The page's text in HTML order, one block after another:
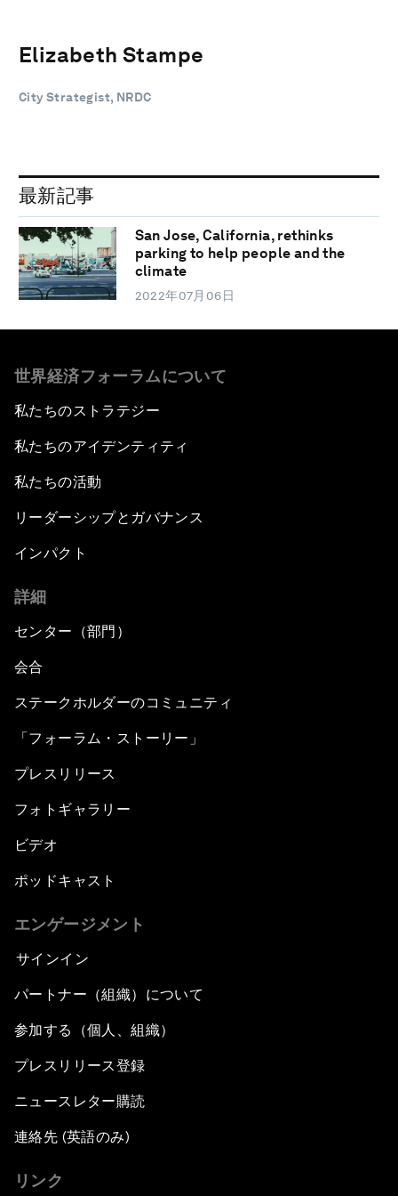
Elizabeth Stampe
City Strategist, NRDC
最新記事
San Jose, California, rethinks
parking to help people and the
climate
2022年07月06日
世界経済フォーラムについて
私たちのストラテジー
私たちのアイデンティティ
私たちの活動
リーダーシップとガバナンス
インパクト
詳細
センター（部門）
会合
ステークホルダーのコミュニティ
「フォーラム・ストーリー」
プレスリリース
フォトギャラリー
ビデオ
ポッドキャスト
エンゲージメント
サインイン
パートナー（組織）について
参加する（個人、組織）
プレスリリース登録
ニュースレター購読
連絡先 (英語のみ)
リンク